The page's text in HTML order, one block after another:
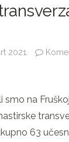
2021.
smo na
63